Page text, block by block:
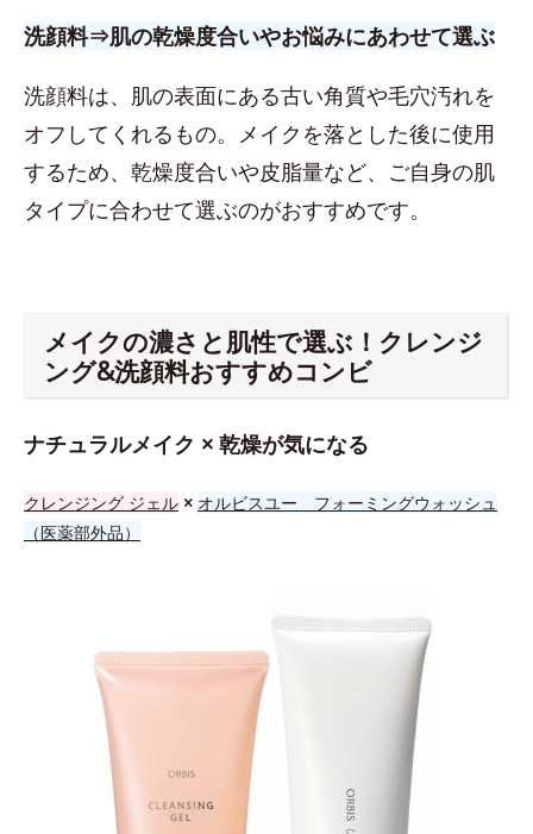
洗顔料⇒肌の乾燥度合いやお悩みにあわせて選ぶ
洗顔料は、肌の表面にある古い角質や毛穴汚れを
オフしてくれるもの。メイクを落とした後に使用
するため、乾燥度合いや皮脂量など、ご自身の肌
タイプに合わせて選ぶのがおすすめです。
メイクの濃さと肌性で選ぶ！クレンジ
ング&洗顔料おすすめコンビ
ナチュラルメイク × 乾燥が気になる
クレンジング ジェル × オルビスユー フォーミングウォッシュ
（医薬部外品）